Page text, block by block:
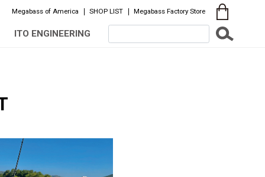
Megabass of America SHOP LIST Megabass Factory Store
ITO ENGINEERING